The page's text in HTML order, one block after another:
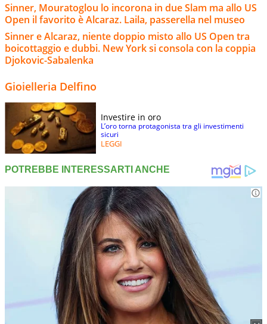
Sinner, Mouratoglou lo incorona in due Slam ma allo US
Open il favorito è Alcaraz. Laila, passerella nel museo
Sinner e Alcaraz, niente doppio misto allo US Open tra
boicottaggio e dubbi. New York si consola con la coppia
Djokovic-Sabalenka
Gioielleria Delfino
Investire in oro
L’oro torna protagonista tra gli investimenti
sicuri
LEGGI